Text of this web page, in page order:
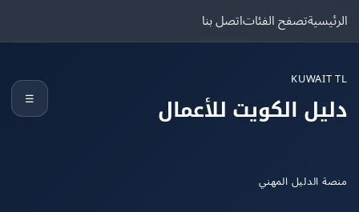
تصفح الفئاتاتصل بنا
الكويت للأعمال
الدليل المهني